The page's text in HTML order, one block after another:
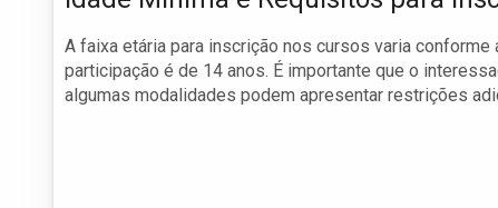
A faixa etária para inscrição nos cursos varia
participação é de 14 anos. É importante que o
algumas modalidades podem apresentar restrições